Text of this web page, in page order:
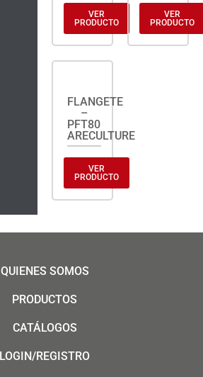
VER
PRODUCTO
VER
PRODUCTO
FLANGETE
–
PFT80
ARECULTURE
VER
PRODUCTO
QUIENES SOMOS
PRODUCTOS
CATÁLOGOS
LOGIN/REGISTRO